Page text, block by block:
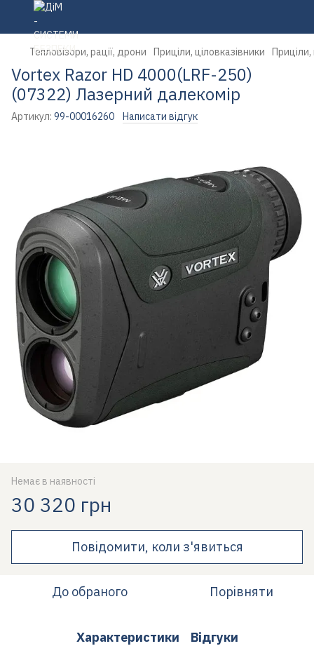
Тепловізори, рації, дрони Приціли, ціловказівники Приціли,
Vortex Razor HD 4000(LRF-250)
(07322) Лазерний далекомір
Артикул: 99-00016260 Написати відгук
Немає в наявності
30 320 грн
Повідомити, коли з'явиться
До обраного Порівняти
Характеристики Відгуки